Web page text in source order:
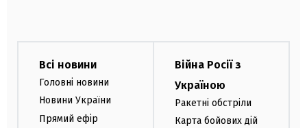
Всі новини
Головні новини
Новини України
Прямий ефір
Війна Росії з
Україною
Ракетні обстріли
Карта бойових дій